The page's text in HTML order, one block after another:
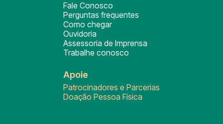
Fale Conosco
Perguntas frequentes
Como chegar
Ouvidoria
Assessoria de Imprensa
Trabalhe conosco
Apoie
Patrocinadores e Parcerias
Doação Pessoa Física